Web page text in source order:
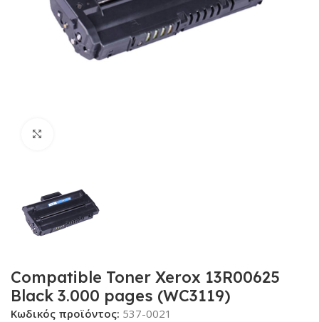
Compatible Toner Xerox 13R00625
Black 3.000 pages (WC3119)
Κωδικός προϊόντος: 537-0021